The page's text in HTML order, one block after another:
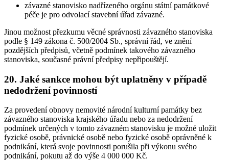
závazné stanovisko nadřízeného orgánu státní památkové
péče je pro odvolací stavební úřad závazné.
Jinou možnost přezkumu věcné správnosti závazného stanoviska
podle § 149 zákona č. 500/2004 Sb., správní řád, ve znění
pozdějších předpisů, včetně podmínek takového závazného
stanoviska, současné právní předpisy nepřipouštějí.
20. Jaké sankce mohou být uplatněny v případě
nedodržení povinností
Za provedení obnovy nemovité národní kulturní památky bez
závazného stanoviska krajského úřadu nebo za nedodržení
podmínek určených v tomto závazném stanovisku je možné uložit
fyzické osobě, právnické osobě nebo fyzické osobě oprávněné k
podnikání, která svoje povinnosti porušila při výkonu svého
podnikání, pokutu až do výše 4 000 000 Kč.